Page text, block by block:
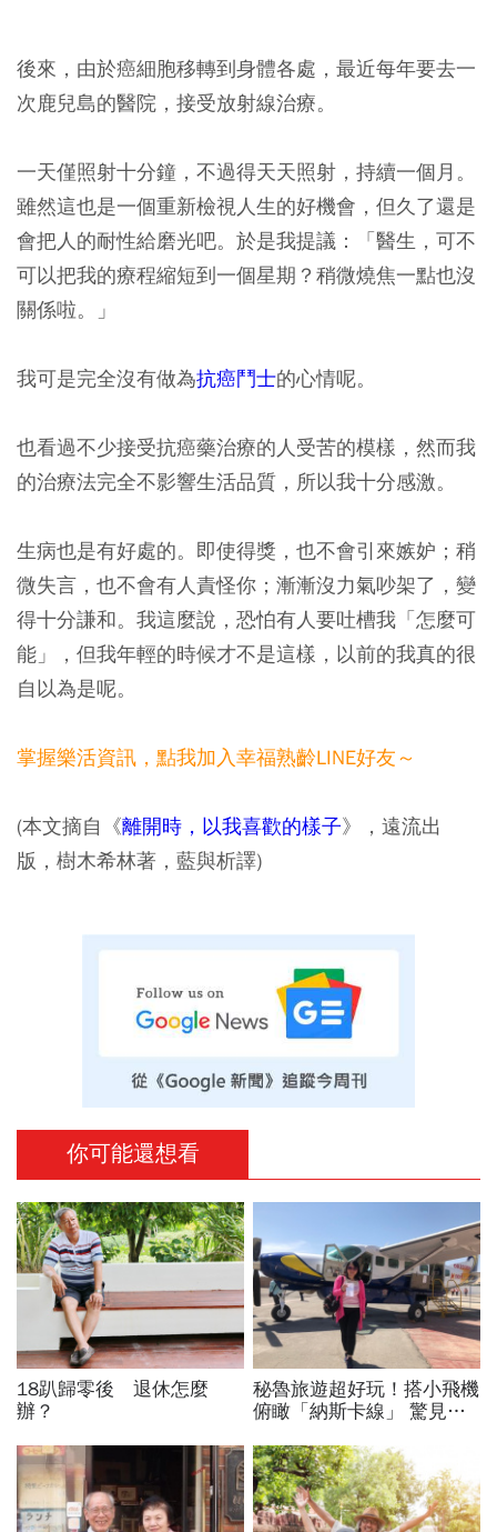
後來，由於癌細胞移轉到身體各處，最近每年要去一
次鹿兒島的醫院，接受放射線治療。
一天僅照射十分鐘，不過得天天照射，持續一個月。
雖然這也是一個重新檢視人生的好機會，但久了還是
會把人的耐性給磨光吧。於是我提議：「醫生，可不
可以把我的療程縮短到一個星期？稍微燒焦一點也沒
關係啦。」
我可是完全沒有做為抗癌鬥士的心情呢。
也看過不少接受抗癌藥治療的人受苦的模樣，然而我
的治療法完全不影響生活品質，所以我十分感激。
生病也是有好處的。即使得獎，也不會引來嫉妒；稍
微失言，也不會有人責怪你；漸漸沒力氣吵架了，變
得十分謙和。我這麼說，恐怕有人要吐槽我「怎麼可
能」，但我年輕的時候才不是這樣，以前的我真的很
自以為是呢。
掌握樂活資訊，點我加入幸福熟齡LINE好友～
(本文摘自《離開時，以我喜歡的樣子》，遠流出
版，樹木希林著，藍與析譯)
你可能還想看
18趴歸零後 退休怎麼
辦？
秘魯旅遊超好玩！搭小飛機
俯瞰「納斯卡線」 驚見外